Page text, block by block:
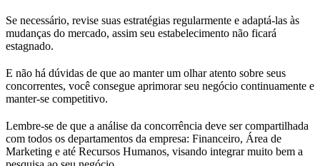
Se necessário, revise suas estratégias regularmente e adaptá-las às
mudanças do mercado, assim seu estabelecimento não ficará
estagnado.
E não há dúvidas de que ao manter um olhar atento sobre seus
concorrentes, você consegue aprimorar seu negócio continuamente e
manter-se competitivo.
Lembre-se de que a análise da concorrência deve ser compartilhada
com todos os departamentos da empresa: Financeiro, Área de
Marketing e até Recursos Humanos, visando integrar muito bem a